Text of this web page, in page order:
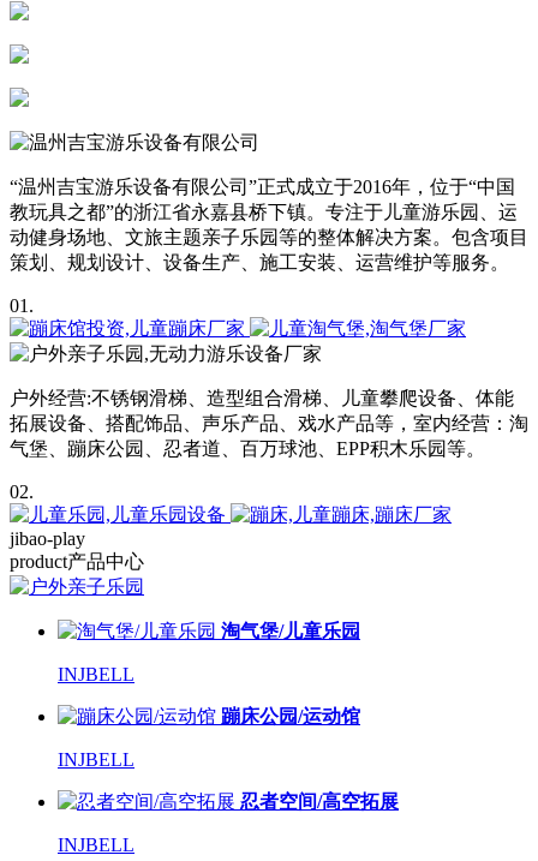
“温州吉宝游乐设备有限公司”正式成立于2016年，位于“中国
教玩具之都”的浙江省永嘉县桥下镇。专注于儿童游乐园、运
动健身场地、文旅主题亲子乐园等的整体解决方案。包含项目
策划、规划设计、设备生产、施工安装、运营维护等服务。
01.
户外经营:不锈钢滑梯、造型组合滑梯、儿童攀爬设备、体能
拓展设备、搭配饰品、声乐产品、戏水产品等，室内经营：淘
气堡、蹦床公园、忍者道、百万球池、EPP积木乐园等。
02.
jibao-play
product产品中心
淘气堡/儿童乐园
INJBELL
蹦床公园/运动馆
INJBELL
忍者空间/高空拓展
INJBELL